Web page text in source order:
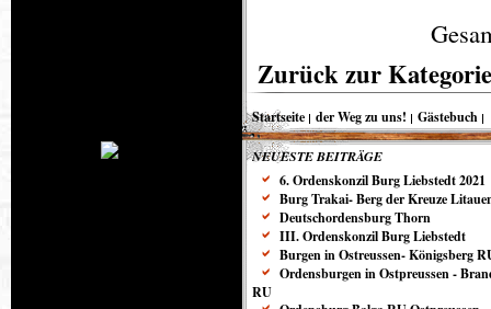
Zurück zur
Startseite der Weg zu uns! Gästebuch
NEUESTE BEITRÄGE
6. Ordenskonzil Burg Liebstedt 2021
Burg Trakai- Berg der Kreuze
Deutschordensburg Thorn
III. Ordenskonzil Burg Liebstedt
Burgen in Ostreussen- Königsberg
Ordensburgen in Ostpreussen -
RU